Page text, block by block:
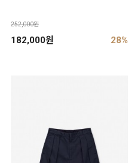
252,000원
182,000원 28%